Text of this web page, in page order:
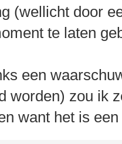
(wellicht door
te laten
een
worden) zou ik
want het is